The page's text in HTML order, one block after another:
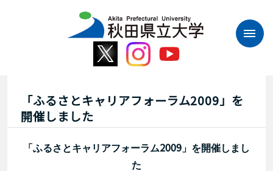
「ふるさとキャリアフォーラム2009」を
開催しました
「ふるさとキャリアフォーラム2009 」を開催しまし
た